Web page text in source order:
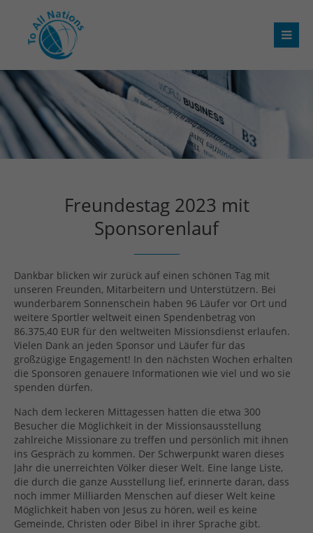
Freundestag 2023 mit
Sponsorenlauf
Dankbar blicken wir zurück auf einen schönen Tag mit
unseren Freunden, Mitarbeitern und Unterstützern. Bei
wunderbarem Sonnenschein haben 96 Läufer vor Ort und
weitere Sportler weltweit einen Spendenbetrag von
86.375,40 EUR für den weltweiten Missionsdienst erlaufen.
Vielen Dank an jeden Sponsor und Läufer für das
großzügige Engagement! In den nächsten Wochen erhalten
die Sponsoren genauere Informationen wie viel und wo sie
spenden dürfen.
Nach dem leckeren Mittagessen hatten die etwa 300
Besucher die Möglichkeit in der Missionsausstellung
zahlreiche Missionare zu treffen und persönlich mit ihnen
ins Gespräch zu kommen. Der Schwerpunkt waren dieses
Jahr die unerreichten Völker dieser Welt. Eine lange Liste,
die durch die ganze Ausstellung lief, erinnerte daran, dass
noch immer Milliarden Menschen auf dieser Welt keine
Möglichkeit haben von Jesus zu hören, weil es keine
Gemeinde, Christen oder Bibel in ihrer Sprache gibt.